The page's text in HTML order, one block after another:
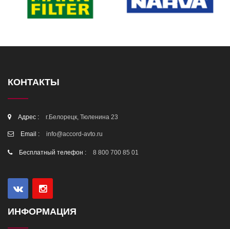
КОНТАКТЫ
Адрес : г.Белорецк, Тюленина 23
Email : info@accord-avto.ru
Бесплатный телефон : 8 800 700 85 01
ИНФОРМАЦИЯ